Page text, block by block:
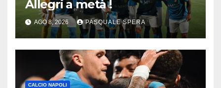
Allegri a metà !
AGO 8, 2026 PASQUALE SPERA
CALCIO NAPOLI